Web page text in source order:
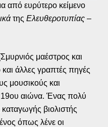
από ευρύτερο κείμενο
τηςΕλευθεροτυπίας –
μαέστρος και
άλλες γραπτές πηγές
μουσικούς και
19ου αιώνα. Ένας πολύ
βιολιστής
όπως λένε οι